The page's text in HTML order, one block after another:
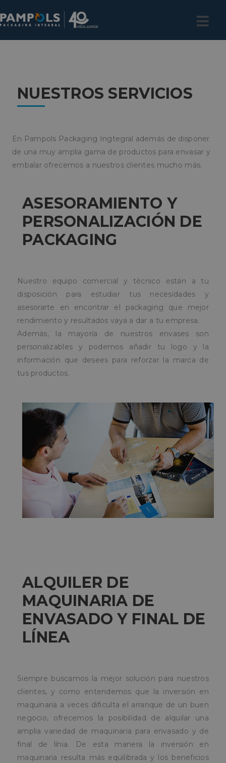
NUESTROS SERVICIOS
En Pampols Packaging Ingtegral además de disponer
de una muy amplia gama de productos para envasar y
embalar ofrecemos a nuestros clientes mucho más.
ASESORAMIENTO Y
PERSONALIZACIÓN DE
PACKAGING
Nuestro equipo comercial y técnico están a tu
disposición para estudiar tus necesidades y
asesorarte en encontrar el packaging que mejor
rendimiento y resultados vaya a dar a tu empresa.
Además, la mayoría de nuestros envases son
personalizables y podemos añadir tu logo y la
información que desees para reforzar la marca de
tus productos.
ALQUILER DE
MAQUINARIA DE
ENVASADO Y FINAL DE
LÍNEA
Siempre buscamos la mejor solución para nuestros
clientes, y como entendemos que la inversión en
maquinaria a veces dificulta el arranque de un buen
negocio, ofrecemos la posibilidad de alquilar una
amplia variedad de maquinaria para envasado y de
final de línia. De esta manera la inversión en
maquinaria resulta más equilibrada y los beneficios